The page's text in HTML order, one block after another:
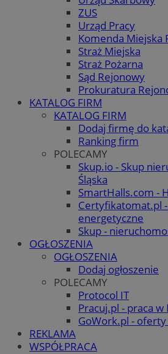
ZUS
Urząd Pracy
Komenda Miejska
Straż Miejska
Straż Pożarna
Sąd Rejonowy
Prokuratura
KATALOG FIRM
KATALOG FIRM
Dodaj firmę do
Ranking firm
POLECAMY
Skup.io - Skup
Śląska
SmartHalls.com -
Certyfikatomat.pl
energetyczne
Skup -
OGŁOSZENIA
OGŁOSZENIA
Dodaj ogłoszenie
POLECAMY
Protocol IT
Pracuj.pl - praca w
GoWork.pl -
REKLAMA
WSPÓŁPRACA